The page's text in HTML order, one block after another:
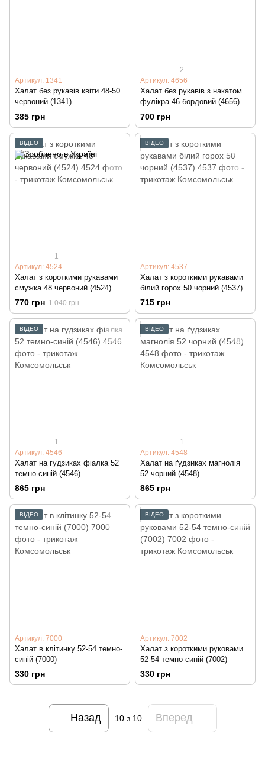
Артикул: 1341
Халат без рукавів квіти 48-50
червоний (1341)
385 грн
2
Артикул: 4656
Халат без рукавів з накатом
фулікра 46 бордовий (4656)
700 грн
ВІДЕО
1
Артикул: 4524
Халат з короткими рукавами
смужка 48 червоний (4524)
770 грн 1 040 грн
ВІДЕО
Артикул: 4537
Халат з короткими рукавами
білий горох 50 чорний (4537)
715 грн
ВІДЕО
1
Артикул: 4546
Халат на гудзиках фіалка 52
темно-синій (4546)
865 грн
ВІДЕО
1
Артикул: 4548
Халат на ґудзиках магнолія
52 чорний (4548)
865 грн
ВІДЕО
Артикул: 7000
Халат в клітинку 52-54 темно-
синій (7000)
330 грн
ВІДЕО
Артикул: 7002
Халат з короткими руковами
52-54 темно-синій (7002)
330 грн
Назад 10з 10 Вперед